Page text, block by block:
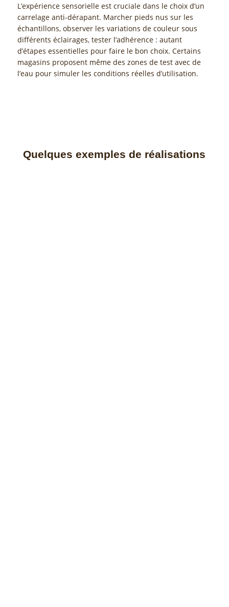
L’expérience sensorielle est cruciale dans le choix d’un
carrelage anti-dérapant. Marcher pieds nus sur les
échantillons, observer les variations de couleur sous
différents éclairages, tester l’adhérence : autant
d’étapes essentielles pour faire le bon choix. Certains
magasins proposent même des zones de test avec de
l’eau pour simuler les conditions réelles d’utilisation.
Quelques exemples de réalisations